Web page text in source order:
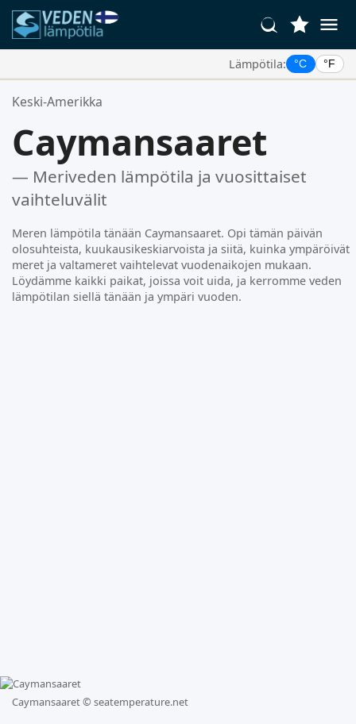
Lämpötila: °C °F
Suosikkipaikkasi:
Keski-Amerikka
Caymansaaret
— Meriveden lämpötila ja vuosittaiset
vaihteluvälit
Meren lämpötila tänään Caymansaaret. Opi tämän päivän
olosuhteista, kuukausikeskiarvoista ja siitä, kuinka ympäröivät
meret ja valtameret vaihtelevat vuodenaikojen mukaan.
Löydämme kaikki paikat, joissa voit uida, ja kerromme veden
lämpötilan siellä tänään ja ympäri vuoden.
Caymansaaret © seatemperature.net